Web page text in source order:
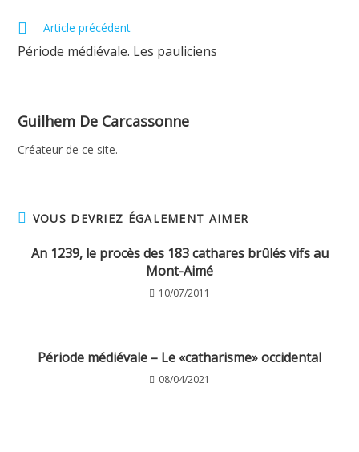
Read
articles
Article précédent
Période médiévale. Les pauliciens
Guilhem De Carcassonne
Créateur de ce site.
VOUS DEVRIEZ ÉGALEMENT AIMER
An 1239, le procès des 183 cathares brûlés vifs au
Mont-Aimé
10/07/2011
Période médiévale – Le «catharisme» occidental
08/04/2021